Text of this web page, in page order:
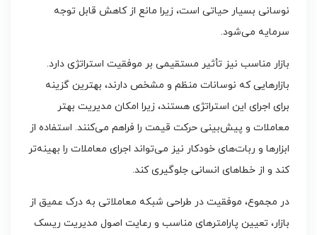
نوسانی بسیار حیاتی است، زیرا مانع از کاهش قابل توجه
سرمایه می‌شود.
بازار مناسب نیز تأثیر مستقیمی بر موفقیت استراتژی دارد.
بازارهایی که نوسانات منظم و مشخص دارند، بهترین گزینه
برای اجرای این استراتژی هستند، زیرا امکان مدیریت بهتر
معاملات و پیش‌بینی حرکت قیمت را فراهم می‌کنند. استفاده از
ابزارها و ربات‌های خودکار نیز می‌تواند اجرای معاملات را بهینه‌تر
کند و از خطاهای انسانی جلوگیری کند.
در مجموع، موفقیت در طراحی شبکه معاملاتی به درک عمیق از
بازار، تعیین پارامترهای مناسب و رعایت اصول مدیریت ریسک